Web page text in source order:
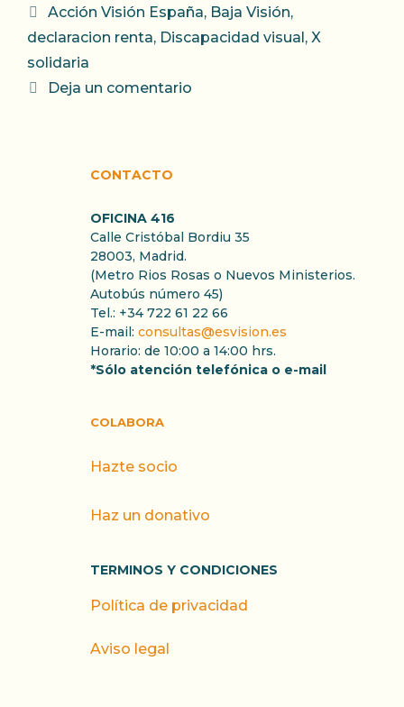
Etiquetas
Acción Visión España, Baja Visión,
declaracion renta, Discapacidad visual , X
solidaria
Deja un comentario
CONTACTO
OFICINA 416
Calle Cristóbal Bordiu 35
28003, Madrid.
(Metro Rios Rosas o Nuevos Ministerios.
Autobús número 45)
Tel.: +34 722 61 22 66
E-mail: consultas@esvision.es
Horario: de 10:00 a 14:00 hrs.
*Sólo atención telefónica o e-mail
COLABORA
Hazte socio
Haz un donativo
TERMINOS Y CONDICIONES
Política de privacidad
Aviso legal